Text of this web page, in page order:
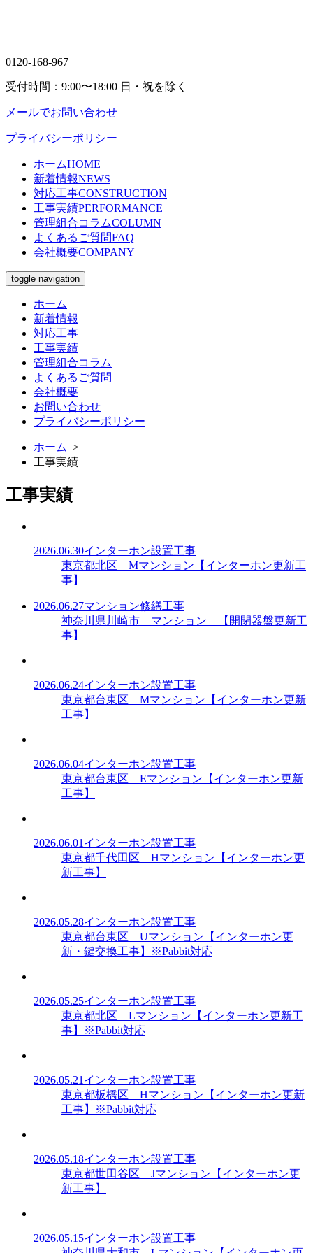
0120-168-967
受付時間：9:00〜18:00 日・祝を除く
メールでお問い合わせ
プライバシーポリシー
ホームHOME
新着情報NEWS
対応工事CONSTRUCTION
工事実績PERFORMANCE
管理組合コラムCOLUMN
よくあるご質問FAQ
会社概要COMPANY
toggle navigation
ホーム
新着情報
対応工事
工事実績
管理組合コラム
よくあるご質問
会社概要
お問い合わせ
プライバシーポリシー
ホーム >
工事実績
工事実績
2026.06.30インターホン設置工事
東京都北区 Mマンション【インターホン更新工
事】
2026.06.27マンション修繕工事
神奈川県川崎市 マンション 【開閉器盤更新工
事】
2026.06.24インターホン設置工事
東京都台東区 Mマンション【インターホン更新
工事】
2026.06.04インターホン設置工事
東京都台東区 Eマンション【インターホン更新
工事】
2026.06.01 インターホン設置工事
東京都千代田区 Hマンション【インターホン更
新工事】
2026.05.28インターホン設置工事
東京都台東区 Uマンション【インターホン更
新・鍵交換工事】※Pabbit対応
2026.05.25インターホン設置工事
東京都北区 Lマンション【インターホン更新工
事】※Pabbit対応
2026.05.21 インターホン設置工事
東京都板橋区 Hマンション【インターホン更新
工事】※Pabbit対応
2026.05.18インターホン設置工事
東京都世田谷区 Jマンション【インターホン更
新工事】
2026.05.15インターホン設置工事